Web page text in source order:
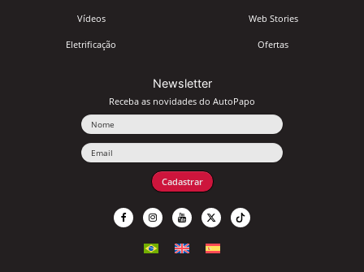
Vídeos
Eletrificação
Web Stories
Ofertas
Newsletter
Receba as novidades do AutoPapo
Cadastrar